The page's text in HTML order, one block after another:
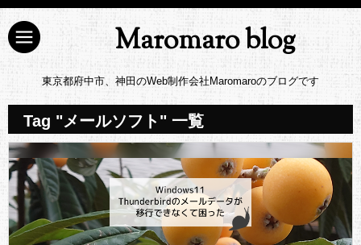
Maromaro blog
東京都府中市、神田のWeb制作会社Maromaroのブログです
Tag "メールソフト" 一覧